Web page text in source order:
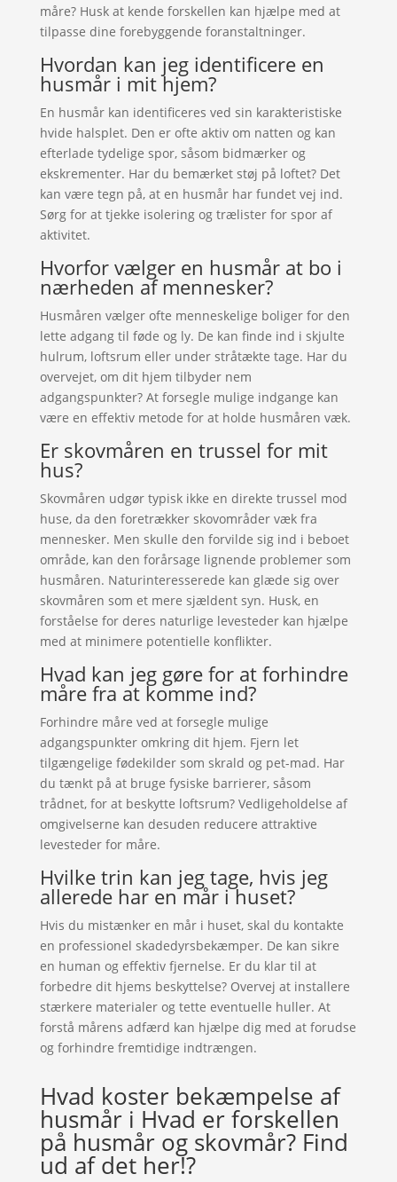
måre? Husk at kende forskellen kan hjælpe med at
tilpasse dine forebyggende foranstaltninger.
Hvordan kan jeg identificere en
husmår i mit hjem?
En husmår kan identificeres ved sin karakteristiske
hvide halsplet. Den er ofte aktiv om natten og kan
efterlade tydelige spor, såsom bidmærker og
ekskrementer. Har du bemærket støj på loftet? Det
kan være tegn på, at en husmår har fundet vej ind.
Sørg for at tjekke isolering og trælister for spor af
aktivitet.
Hvorfor vælger en husmår at bo i
nærheden af mennesker?
Husmåren vælger ofte menneskelige boliger for den
lette adgang til føde og ly. De kan finde ind i skjulte
hulrum, loftsrum eller under stråtækte tage. Har du
overvejet, om dit hjem tilbyder nem
adgangspunkter? At forsegle mulige indgange kan
være en effektiv metode for at holde husmåren væk.
Er skovmåren en trussel for mit
hus?
Skovmåren udgør typisk ikke en direkte trussel mod
huse, da den foretrækker skovområder væk fra
mennesker. Men skulle den forvilde sig ind i beboet
område, kan den forårsage lignende problemer som
husmåren. Naturinteresserede kan glæde sig over
skovmåren som et mere sjældent syn. Husk, en
forståelse for deres naturlige levesteder kan hjælpe
med at minimere potentielle konflikter.
Hvad kan jeg gøre for at forhindre
måre fra at komme ind?
Forhindre måre ved at forsegle mulige
adgangspunkter omkring dit hjem. Fjern let
tilgængelige fødekilder som skrald og pet-mad. Har
du tænkt på at bruge fysiske barrierer, såsom
trådnet, for at beskytte loftsrum? Vedligeholdelse af
omgivelserne kan desuden reducere attraktive
levesteder for måre.
Hvilke trin kan jeg tage, hvis jeg
allerede har en mår i huset?
Hvis du mistænker en mår i huset, skal du kontakte
en professionel skadedyrsbekæmper. De kan sikre
en human og effektiv fjernelse. Er du klar til at
forbedre dit hjems beskyttelse? Overvej at installere
stærkere materialer og tette eventuelle huller. At
forstå mårens adfærd kan hjælpe dig med at forudse
og forhindre fremtidige indtrængen.
Hvad koster bekæmpelse af
husmår i Hvad er forskellen
på husmår og skovmår? Find
ud af det her!?